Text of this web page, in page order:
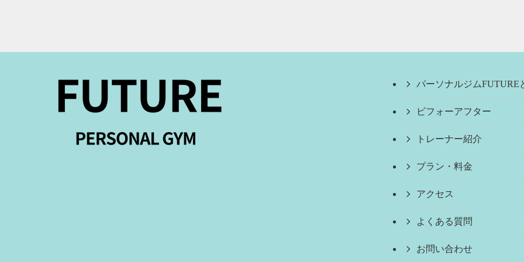
パーソナルジムFUTURE
ビフォーアフター
トレーナー紹介
プラン・料金
アクセス
よくある質問
お問い合わせ